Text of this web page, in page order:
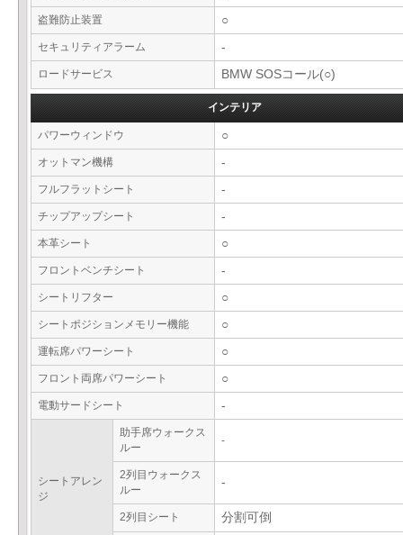
盗難防止装置 ○
セキュリティアラーム -
ロードサービス BMW SOSコール(○)
インテリア
パワーウィンドウ ○
オットマン機構 -
フルフラットシート -
チップアップシート -
本革シート ○
フロントベンチシート -
シートリフター ○
シートポジションメモリー機能 ○
運転席パワーシート ○
フロント両席パワーシート ○
電動サードシート -
シートアレン
ジ
助手席ウォークス
ルー
-
2列目ウォークス
ルー
-
2列目シート 分割可倒